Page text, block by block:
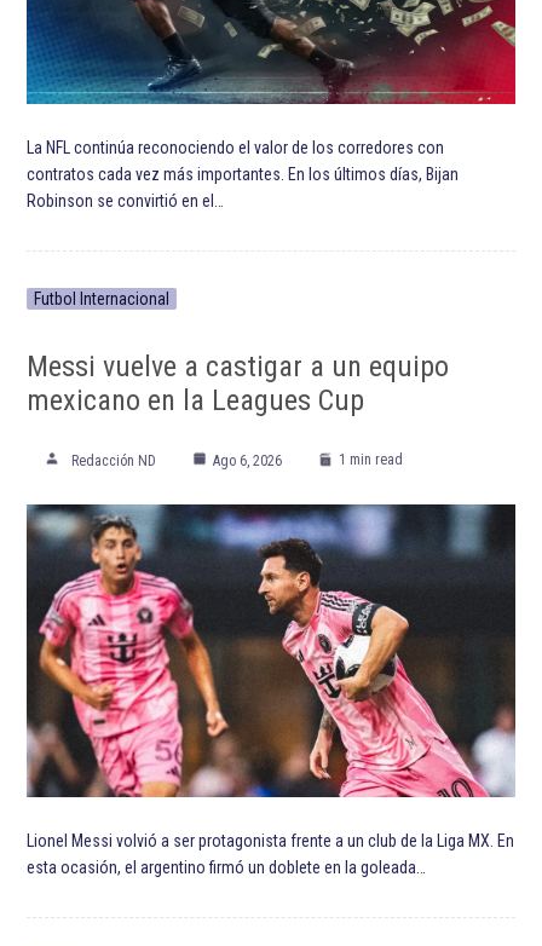
La NFL continúa reconociendo el valor de los corredores con
contratos cada vez más importantes. En los últimos días, Bijan
Robinson se convirtió en el…
Futbol Internacional
Messi vuelve a castigar a un equipo
mexicano en la Leagues Cup
Redacción ND Ago 6, 2026 1 min read
Lionel Messi volvió a ser protagonista frente a un club de la Liga MX. En
esta ocasión, el argentino firmó un doblete en la goleada…